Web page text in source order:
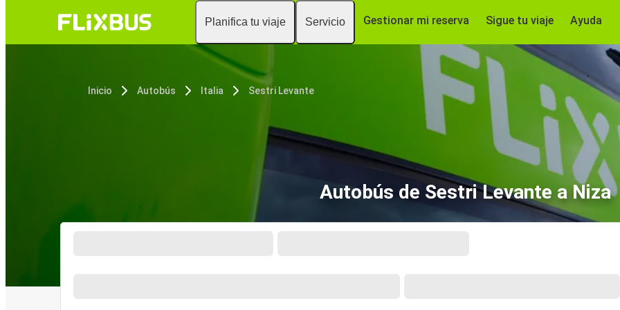
Planifica tu viaje Servicio Gestionar mi reserva Sigue tu viaje Ayuda
Inicio Autobús Italia Sestri Levante
Autobús de Sestri Levante a Niza